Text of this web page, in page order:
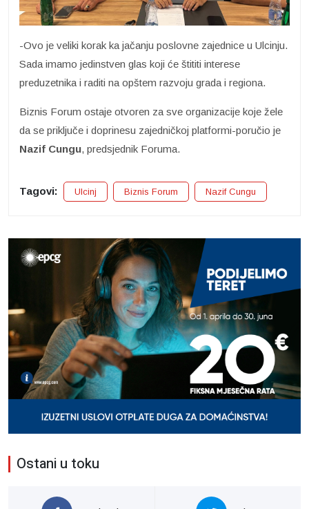
-Ovo je veliki korak ka jačanju poslovne zajednice u Ulcinju.
Sada imamo jedinstven glas koji će štititi interese
preduzetnika i raditi na opštem razvoju grada i regiona.
Biznis Forum ostaje otvoren za sve organizacije koje žele
da se priključe i doprinesu zajedničkoj platformi-poručio je
Nazif Cungu, predsjednik Foruma.
Tagovi: Ulcinj Biznis Forum Nazif Cungu
Ostani u toku